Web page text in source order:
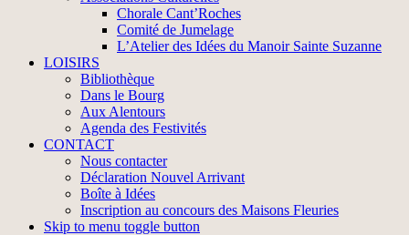
Chorale Cant’Roches
Comité de Jumelage
L’Atelier des Idées du Manoir Sainte Suzanne
LOISIRS
Bibliothèque
Dans le Bourg
Aux Alentours
Agenda des Festivités
CONTACT
Nous contacter
Déclaration Nouvel Arrivant
Boîte à Idées
Inscription au concours des Maisons Fleuries
Skip to menu toggle button